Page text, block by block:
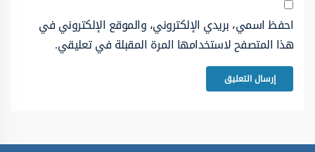
احفظ اسمي، بريدي الإلكتروني، والموقع الإلكتروني في
هذا المتصفح لاستخدامها المرة المقبلة في تعليقي.